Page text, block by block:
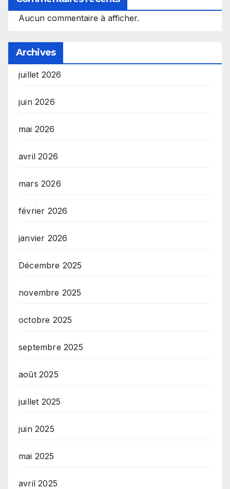
Aucun commentaire à afficher.
Archives
juillet 2026
juin 2026
mai 2026
avril 2026
mars 2026
février 2026
janvier 2026
Décembre 2025
novembre 2025
octobre 2025
septembre 2025
août 2025
juillet 2025
juin 2025
mai 2025
avril 2025